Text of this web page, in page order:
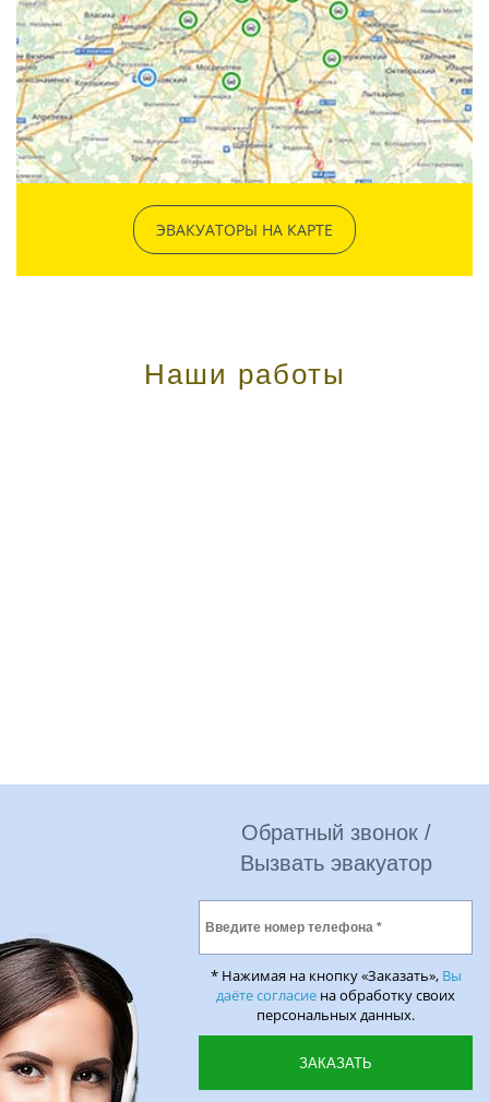
ЭВАКУАТОРЫ НА КАРТЕ
Наши работы
Обратный звонок /
Вызвать эвакуатор
* Нажимая на кнопку «Заказать», Вы
даёте согласие на обработку своих
персональных данных.